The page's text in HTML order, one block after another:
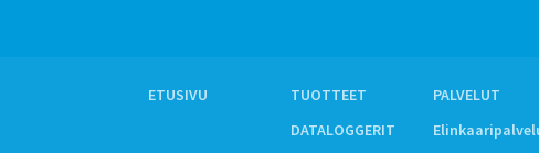
ETUSIVU
TUOTTEET
DATALOGGERIT
PALVELUT